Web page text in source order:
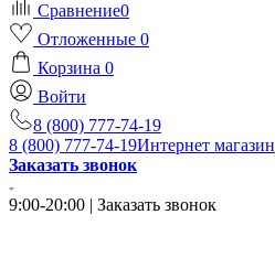
Сравнение0
Отложенные 0
Корзина 0
Войти
8 (800) 777-74-19
8 (800) 777-74-19Интернет магазин
Заказать звонок
9:00-20:00 | Заказать звонок